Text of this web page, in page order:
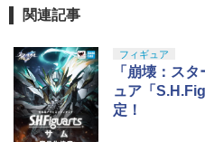
関連記事
フィギュア
「崩壊：ス
ュア「
定！